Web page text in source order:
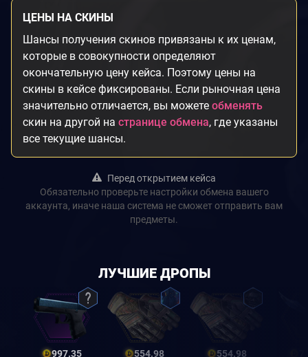
ЦЕНЫ НА СКИНЫ
Шансы получения скинов привязаны к их ценам,
которые в совокупности определяют
окончательную цену кейса. Поэтому цены на
скины в кейсе фиксированы. Если рыночная цена
значительно отличается, вы можете обменять
скин на другой на странице обмена, где указаны
все текущие шансы.
Перед открытием кейса
Обязательно проверьте настройки обмена вашего
аккаунта, иначе наша система не сможет отправить вам
предметы.
ЛУЧШИЕ ДРОПЫ
997.35 554.98 554.98